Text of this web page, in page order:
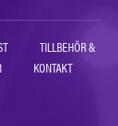
TILLBEHÖR &
KONTAKT